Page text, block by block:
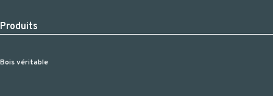
Produits
Bois véritable